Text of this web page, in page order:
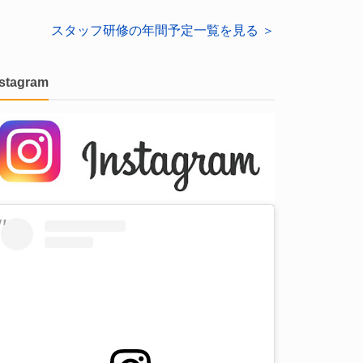
スタッフ研修の年間予定一覧を見る ＞